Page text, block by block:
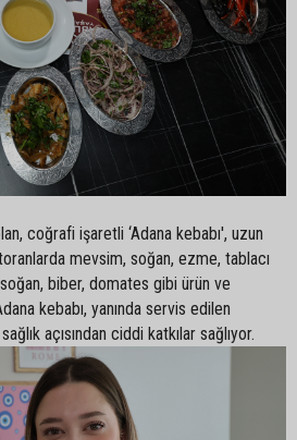
coğrafi işaretli ‘Adana kebabı', uzun
mevsim, soğan, ezme, tablacı
soğan, biber, domates gibi ürün ve
kebabı, yanında servis edilen
açısından ciddi katkılar sağlıyor.